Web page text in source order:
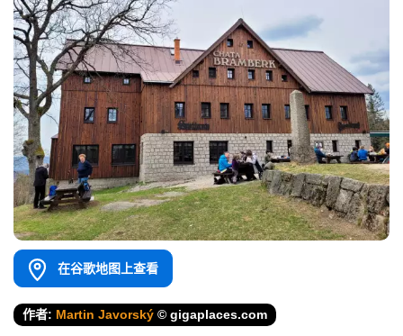
在谷歌地图上查看
作者: Martin Javorský © gigaplaces.com